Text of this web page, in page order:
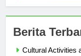
Berita
Cultural Activities